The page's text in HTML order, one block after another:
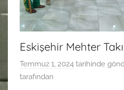
Eskişehir Mehter
Temmuz 1, 2024 tarihinde
tarafından